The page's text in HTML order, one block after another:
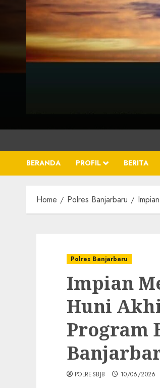
BERANDA PROFIL BERITA
Home Polres Banjarbaru
Polres Banjarbaru
Impian
Huni
Program
POLRESBJB 10/06/2026